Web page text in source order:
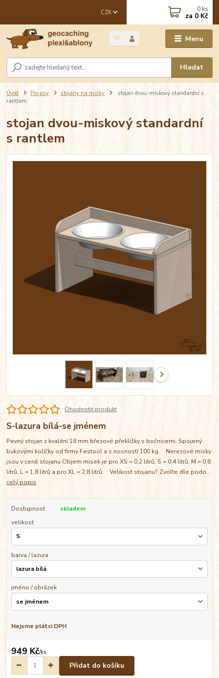
Menu
CZK
Hledat
0 ks
za 0 Kč
Úvod Pro psy stojany na misky
stojan dvou-miskový standardní s
rantlem
stojan dvou-miskový standardní
s rantlem
Ohodnotit produkt
S-lazura bílá-se jménem
Pevný stojan z kvalitní 18 mm březové překližky s bočnicemi. Spojený
bukovými kolíčky od firmy Festool a s nosností 100 kg. Nerezové misky
jsou v ceně stojanu Objem misek je pro XS = 0,2 litrů, S = 0,4 litrů, M = 0,8
litrů, L = 1,8 litrů a pro XL = 2,8 litrů. Velikost stojanu? Zvolte dle podo...
celý popis
Dostupnost
skladem
velikost
barva / lazura
jméno / obrázek
Nejsme plátci DPH
949 Kč/ks
Přidat do košíku